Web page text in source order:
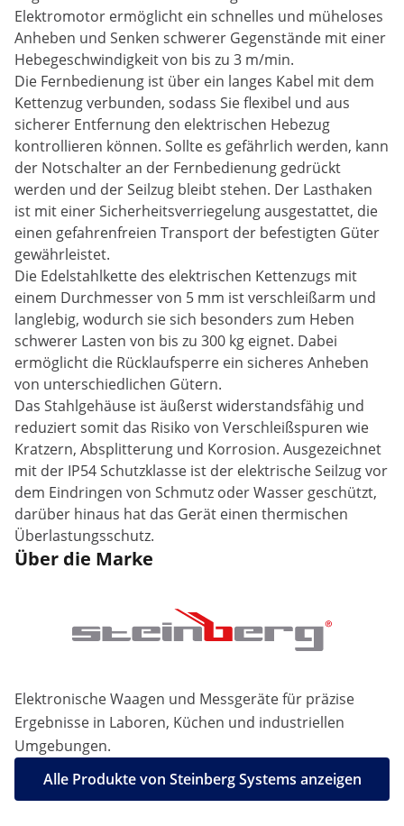
Elektromotor ermöglicht ein schnelles und müheloses
Anheben und Senken schwerer Gegenstände mit einer
Hebegeschwindigkeit von bis zu 3 m/min.
Die Fernbedienung ist über ein langes Kabel mit dem
Kettenzug verbunden, sodass Sie flexibel und aus
sicherer Entfernung den elektrischen Hebezug
kontrollieren können. Sollte es gefährlich werden, kann
der Notschalter an der Fernbedienung gedrückt
werden und der Seilzug bleibt stehen. Der Lasthaken
ist mit einer Sicherheitsverriegelung ausgestattet, die
einen gefahrenfreien Transport der befestigten Güter
gewährleistet.
Die Edelstahlkette des elektrischen Kettenzugs mit
einem Durchmesser von 5 mm ist verschleißarm und
langlebig, wodurch sie sich besonders zum Heben
schwerer Lasten von bis zu 300 kg eignet. Dabei
ermöglicht die Rücklaufsperre ein sicheres Anheben
von unterschiedlichen Gütern.
Das Stahlgehäuse ist äußerst widerstandsfähig und
reduziert somit das Risiko von Verschleißspuren wie
Kratzern, Absplitterung und Korrosion. Ausgezeichnet
mit der IP54 Schutzklasse ist der elektrische Seilzug vor
dem Eindringen von Schmutz oder Wasser geschützt,
darüber hinaus hat das Gerät einen thermischen
Überlastungsschutz.
Über die Marke
Elektronische Waagen und Messgeräte für präzise
Ergebnisse in Laboren, Küchen und industriellen
Umgebungen.
Alle Produkte von Steinberg Systems anzeigen